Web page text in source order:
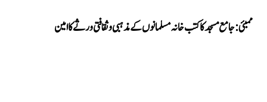
ممبئی: جامع مسجد کا کتب خانہ مسلمانوں کے مذہبی و ثقافتی ورثے کا امین